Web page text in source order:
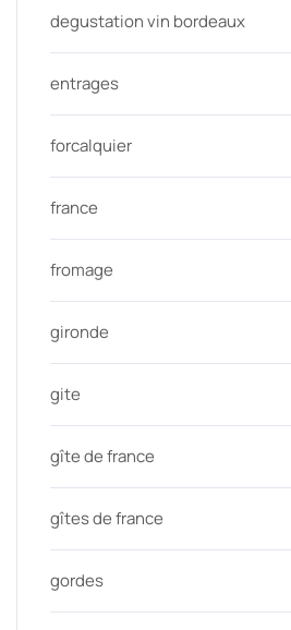
degustation vin bordeaux
entrages
forcalquier
france
fromage
gironde
gite
gîte de france
gîtes de france
gordes